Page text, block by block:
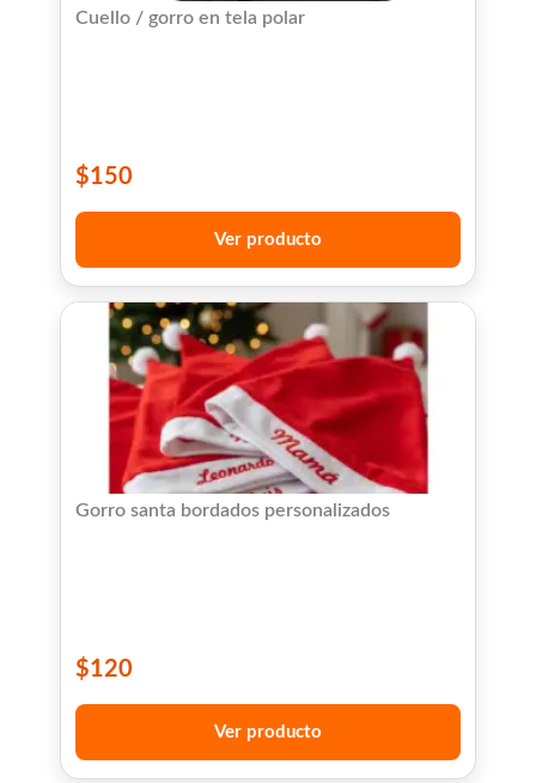
Cuello / gorro en tela polar
$150
Ver producto
Gorro santa bordados personalizados
$120
Ver producto